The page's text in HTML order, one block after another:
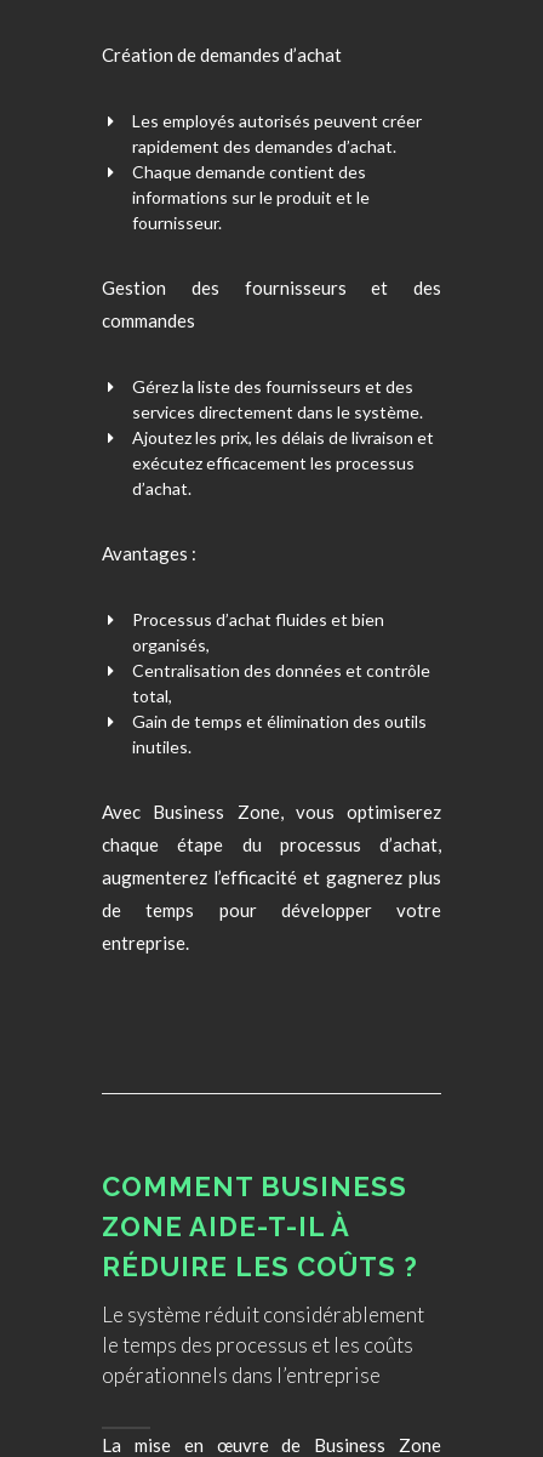
Création de demandes d’achat
Les employés autorisés peuvent créer
rapidement des demandes d’achat.
Chaque demande contient des
informations sur le produit et le
fournisseur.
Gestion des fournisseurs et des
commandes
Gérez la liste des fournisseurs et des
services directement dans le système.
Ajoutez les prix, les délais de livraison et
exécutez efficacement les processus
d’achat.
Avantages :
Processus d’achat fluides et bien
organisés,
Centralisation des données et contrôle
total,
Gain de temps et élimination des outils
inutiles.
Avec Business Zone, vous optimiserez
chaque étape du processus d’achat,
augmenterez l’efficacité et gagnerez plus
de temps pour développer votre
entreprise.
COMMENT BUSINESS
ZONE AIDE-T-IL À
RÉDUIRE LES COÛTS ?
Le système réduit considérablement
le temps des processus et les coûts
opérationnels dans l’entreprise
La mise en œuvre de Business Zone